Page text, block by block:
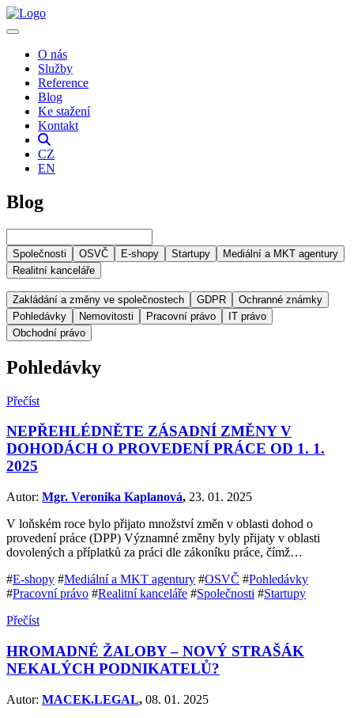
O nás
Služby
Reference
Blog
Ke stažení
Kontakt
CZ
EN
Blog
Společnosti OSVČ E-shopy Startupy
Mediální a MKT agentury
Realitní kanceláře
Zakládání a změny ve společnostech GDPR
Ochranné známky
Pohledávky
Nemovitosti Pracovní právo
IT právo
Obchodní právo
Pohledávky
Přečíst
NEPŘEHLÉDNĚTE ZÁSADNÍ ZMĚNY V
DOHODÁCH O PROVEDENÍ PRÁCE OD 1. 1.
2025
Autor: Mgr. Veronika Kaplanová, 23. 01. 2025
V loňském roce bylo přijato množství změn v oblasti dohod o
provedení práce (DPP) Významné změny byly přijaty v oblasti
dovolených a příplatků za práci dle zákoníku práce, čímž…
#E-shopy #Mediální a MKT agentury #OSVČ #Pohledávky
#Pracovní právo #Realitní kanceláře #Společnosti #Startupy
Přečíst
HROMADNÉ ŽALOBY – NOVÝ STRAŠÁK
NEKALÝCH PODNIKATELŮ?
Autor: MACEK.LEGAL, 08. 01. 2025